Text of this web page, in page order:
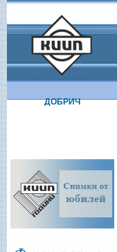
ДОБРИЧ